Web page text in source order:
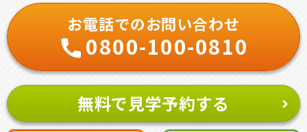
お電話でのお問い合わせ
0800-100-0810
無料で見学予約する